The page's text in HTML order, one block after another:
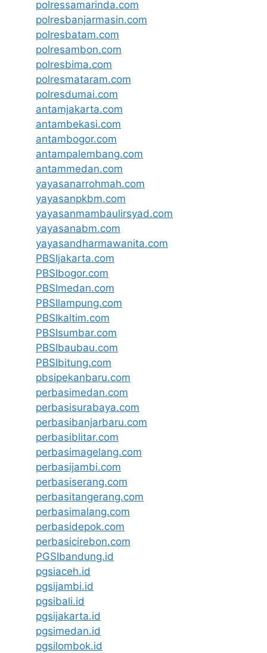
polressamarinda.com
polresbanjarmasin.com
polresbatam.com
polresambon.com
polresbima.com
polresmataram.com
polresdumai.com
antamjakarta.com
antambekasi.com
antambogor.com
antampalembang.com
antammedan.com
yayasanarrohmah.com
yayasanpkbm.com
yayasanmambaulirsyad.com
yayasanabm.com
yayasandharmawanita.com
PBSIjakarta.com
PBSIbogor.com
PBSImedan.com
PBSIlampung.com
PBSIkaltim.com
PBSIsumbar.com
PBSIbaubau.com
PBSIbitung.com
pbsipekanbaru.com
perbasimedan.com
perbasisurabaya.com
perbasibanjarbaru.com
perbasiblitar.com
perbasimagelang.com
perbasijambi.com
perbasiserang.com
perbasitangerang.com
perbasimalang.com
perbasidepok.com
perbasicirebon.com
PGSIbandung.id
pgsiaceh.id
pgsijambi.id
pgsibali.id
pgsijakarta.id
pgsimedan.id
pgsilombok.id